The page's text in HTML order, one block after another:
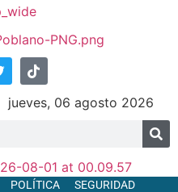
jueves, 06 agosto 2026
POLÍTICA
SEGURIDAD